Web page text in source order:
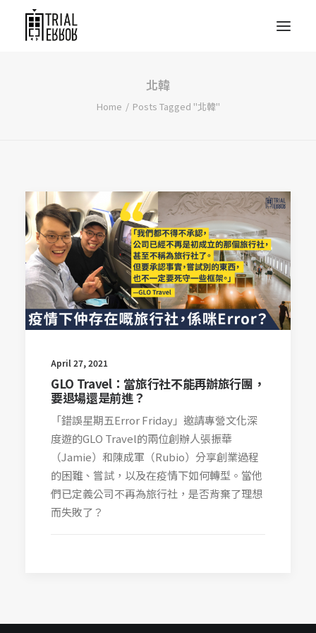
北韓
Home Posts Tagged "北韓"
April 27, 2021
GLO Travel：當旅行社不能再辦旅行團，
要退場還是前進？
「錯誤星期五Error Friday」邀請專營文化深
度遊的GLO Travel的兩位創辦人張振華
（Jamie）和陳成軍（Rubio）分享創業過程
的困難、嘗試，以及在疫情下如何轉型。當他
們已定義公司不再為旅行社，是否背棄了理想
而失敗了？